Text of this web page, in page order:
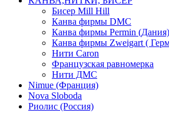
Бисер Mill Hill
Канва фирмы DMC
Канва фирмы Permin (Дания)
Канва фирмы Zweigart (
Нити Caron
Французская равномерка
Нити ДМС
Nimue (Франция)
Nova Sloboda
Риолис (Россия)